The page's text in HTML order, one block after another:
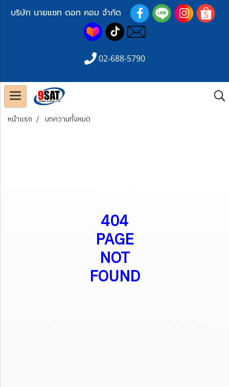
บริษัท นายแซท ดอท คอม จำกัด
02-688-5790
หน้าแรก บทความทั้งหมด
404
PAGE
NOT
FOUND